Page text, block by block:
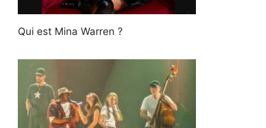
Qui est Mina Warren ?